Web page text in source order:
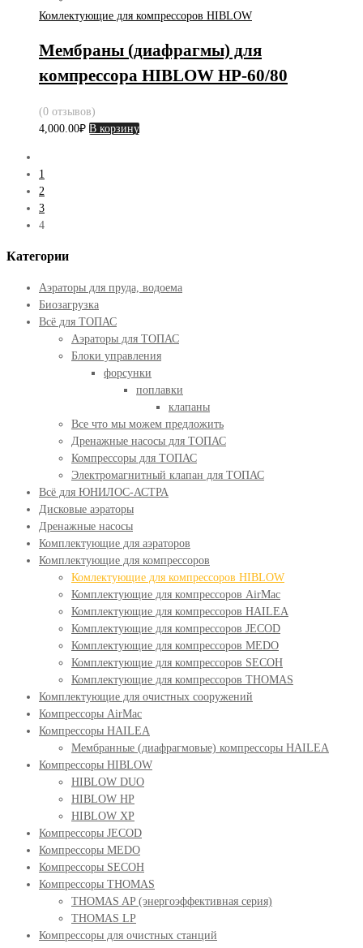
Комлектующие для компрессоров HIBLOW
Мембраны (диафрагмы) для
компрессора HIBLOW HP-60/80
(0 отзывов)
4,000.00₽ В корзину
1
2
3
4
Категории
Аэраторы для пруда, водоема
Биозагрузка
Всё для ТОПАС
Аэраторы для ТОПАС
Блоки управления
форсунки
поплавки
клапаны
Все что мы можем предложить
Дренажные насосы для ТОПАС
Компрессоры для ТОПАС
Электромагнитный клапан для ТОПАС
Всё для ЮНИЛОС-АСТРА
Дисковые аэраторы
Дренажные насосы
Комплектующие для аэраторов
Комплектующие для компрессоров
Комлектующие для компрессоров HIBLOW
Комплектующие для компрессоров AirMac
Комплектующие для компрессоров HAILEA
Комплектующие для компрессоров JECOD
Комплектующие для компрессоров MEDO
Комплектующие для компрессоров SECOH
Комплектующие для компрессоров THOMAS
Комплектующие для очистных сооружений
Компрессоры AirMac
Компрессоры HAILEA
Мембранные (диафрагмовые) компрессоры HAILEA
Компрессоры HIBLOW
HIBLOW DUO
HIBLOW HP
HIBLOW XP
Компрессоры JECOD
Компрессоры MEDO
Компрессоры SECOH
Компрессоры THOMAS
THOMAS AP (энергоэффективная серия)
THOMAS LP
Компрессоры для очистных станций